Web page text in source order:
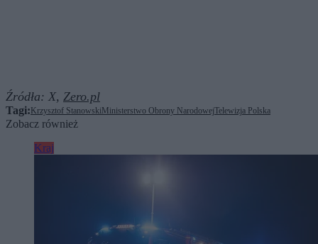
Źródła: X, Zero.pl
Tagi: Krzysztof StanowskiMinisterstwo Obrony NarodowejTelewizja Polska
Zobacz również
Kraj